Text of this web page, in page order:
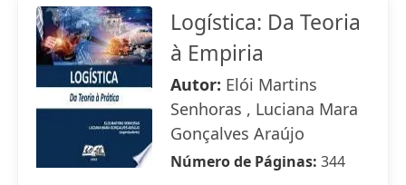
Logística: Da Teoria
à Empiria
Autor: Elói Martins
Senhoras , Luciana Mara
Gonçalves Araújo
Número de Páginas: 344